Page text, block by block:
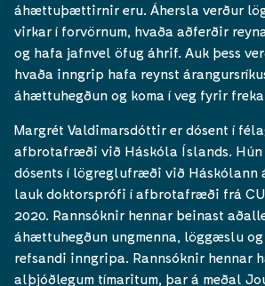
áhættuþættirnir eru. Áhersla verður
virkar í forvörnum, hvaða aðferðir
og hafa jafnvel öfug áhrif. Auk þess
hvaða inngrip hafa reynst
áhættuhegðun og koma í veg fyrir
Margrét Valdimarsdóttir er dósent í
afbrotafræði við Háskóla Íslands. Hún
dósents í lögreglufræði við Háskólann
lauk doktorsprófi í afbrotafræði frá
2020. Rannsóknir hennar beinast
áhættuhegðun ungmenna, löggæslu
refsandi inngripa. Rannsóknir hennar
alþjóðlegum tímaritum, þar á meðal